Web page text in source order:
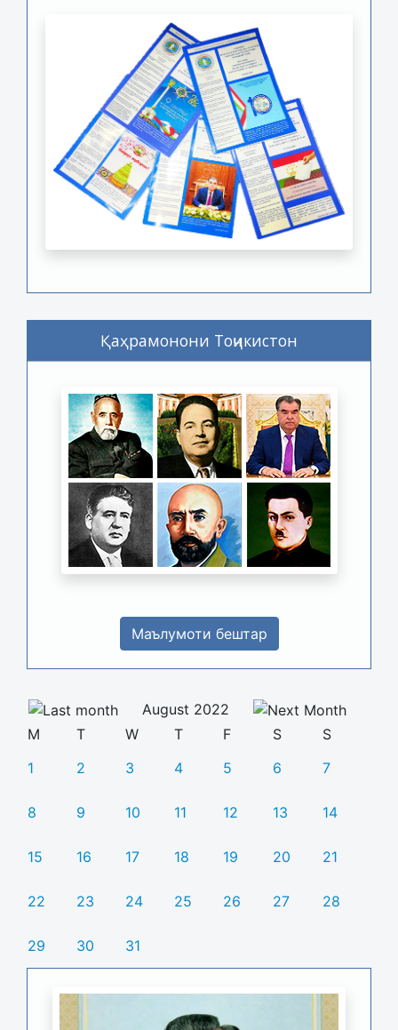
Қаҳрамонони Тоҷикистон
Маълумоти бештар
August 2022
M
T W T F S
S
1
2 3 4 5 6 7
8 9 10 11 12 13 14
15 16 17 18 19 20 21
22 23 24 25 26 27 28
29 30 31